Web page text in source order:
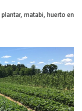
plantar, matabi, huerto en